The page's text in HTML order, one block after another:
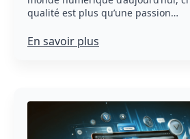
qualité est plus qu’une passion…
En savoir plus